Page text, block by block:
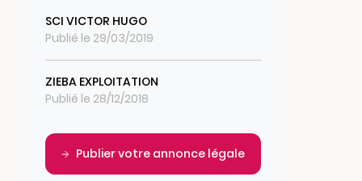
SCI VICTOR HUGO
Publié le 29/03/2019
ZIEBA EXPLOITATION
Publié le 28/12/2018
Publier votre annonce légale